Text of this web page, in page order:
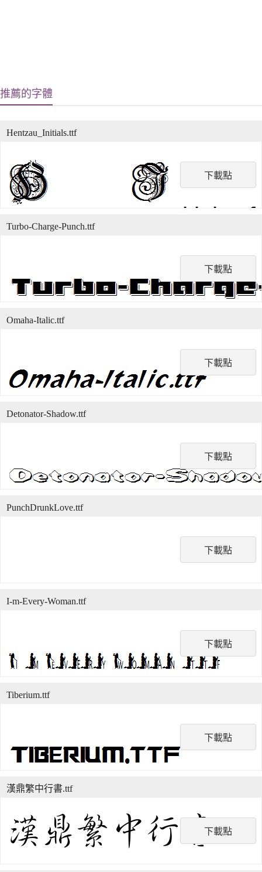
推薦的字體
下載點
Hentzau_Initials.ttf
下載點
Turbo-Charge-Punch.ttf
下載點
Omaha-Italic.ttf
下載點
Detonator-Shadow.ttf
下載點
PunchDrunkLove.ttf
下載點
I-m-Every-Woman.ttf
下載點
Tiberium.ttf
下載點
漢鼎繁中行書.ttf